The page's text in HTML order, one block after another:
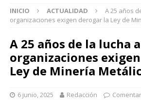
INICIO ACTUALIDAD
A 25 años
organizaciones exigen derogar la Ley de
A 25 años de la lucha
organizaciones
Ley de Minería
6 junio, 2025 Redacción